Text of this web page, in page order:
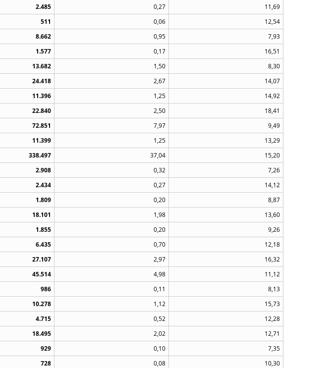
2.485 0,27
11,69
511 0,06
12,54
8.662 0,95
7,93
1.577 0,17
16,51
13.682 1,50
8,30
24.418 2,67
14,07
11.396 1,25
14,92
22.840 2,50
18,41
72.851 7,97
9,49
11.399 1,25
13,29
338.497 37,04
15,20
2.908 0,32
7,26
2.434 0,27
14,12
1.809 0,20
8,87
18.101 1,98
13,60
1.855 0,20
9,26
6.435 0,70
12,18
27.107 2,97
16,32
45.514 4,98
11,12
986 0,11
8,13
10.278 1,12
15,73
4.715 0,52
12,28
18.495 2,02
12,71
929 0,10
7,35
728 0,08
10,30